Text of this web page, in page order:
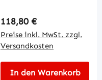
Regulärer Preis:
118,80 €
Preise inkl. MwSt. zzgl.
Versandkosten
In den Warenkorb